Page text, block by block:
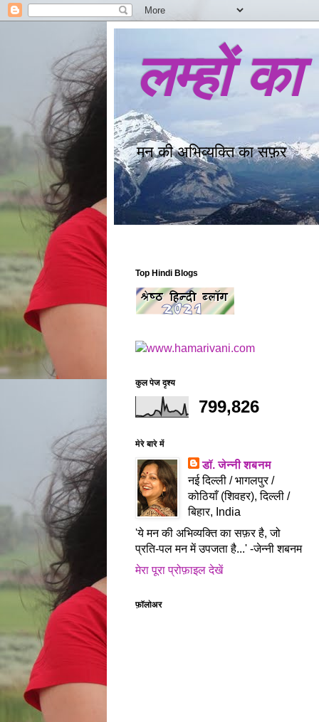
लम्हों
मन की अभिव्यक्ति का सफ़र
Top Hindi Blogs
कुल पेज दृश्य
799,826
मेरे बारे में
डॉ. जेन्नी शबनम
नई दिल्ली / भागलपुर /
कोठियाँ (शिवहर), दिल्ली /
बिहार, India
'ये मन की अभिव्यक्ति का सफ़र है, जो
प्रति-पल मन में उपजता है...' -जेन्नी शबनम
मेरा पूरा प्रोफ़ाइल देखें
फ़ॉलोअर